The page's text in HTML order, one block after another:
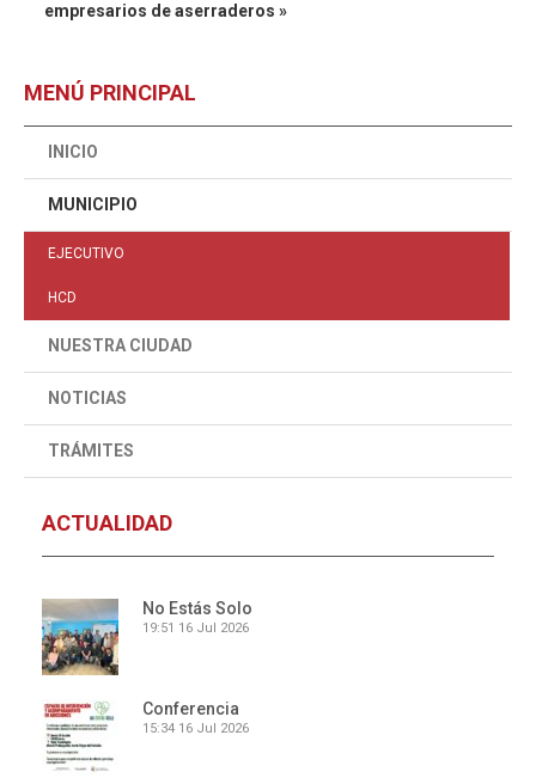
empresarios de aserraderos »
MENÚ PRINCIPAL
INICIO
MUNICIPIO
EJECUTIVO
HCD
NUESTRA CIUDAD
NOTICIAS
TRÁMITES
ACTUALIDAD
No Estás Solo
19:51 16 Jul 2026
Conferencia
15:34 16 Jul 2026